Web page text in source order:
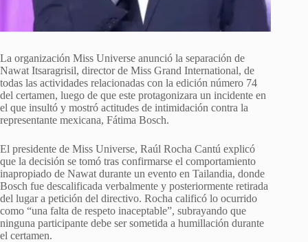
La organización Miss Universe anunció la separación de
Nawat Itsaragrisil, director de Miss Grand International, de
todas las actividades relacionadas con la edición número 74
del certamen, luego de que este protagonizara un incidente en
el que insultó y mostró actitudes de intimidación contra la
representante mexicana, Fátima Bosch.
El presidente de Miss Universe, Raúl Rocha Cantú explicó
que la decisión se tomó tras confirmarse el comportamiento
inapropiado de Nawat durante un evento en Tailandia, donde
Bosch fue descalificada verbalmente y posteriormente retirada
del lugar a petición del directivo. Rocha calificó lo ocurrido
como “una falta de respeto inaceptable”, subrayando que
ninguna participante debe ser sometida a humillación durante
el certamen.